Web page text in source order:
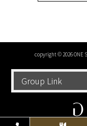
copyright © 2026 ONE
Group Link